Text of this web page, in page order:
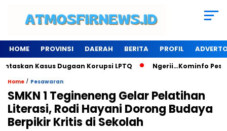
HOME PROVINSI DAERAH BERITA PROFIL
Kasus Dugaan Korupsi LPTQ Ngerii…Kominfo
Home / Pesawaran
SMKN 1 Tegineneng Gelar Pelatihan
Literasi, Rodi Hayani Dorong Budaya
Berpikir Kritis di Sekolah